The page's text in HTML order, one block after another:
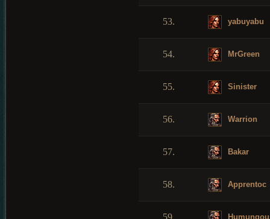
53. yabuyabu
54. MrGreen
55. Sinister
56. Warrion
57. Bakar
58. Apprentoc
59.